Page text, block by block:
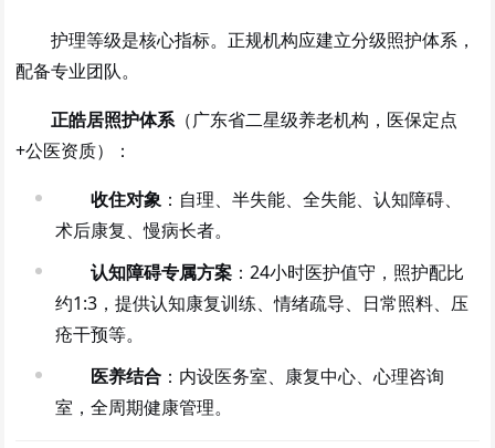
护理等级是核心指标。正规机构应建立分级照护体系，
配备专业团队。
正皓居照护体系（广东省二星级养老机构，医保定点
+公医资质）：
收住对象 ：自理、半失能、全失能、认知障碍、
术后康复、慢病长者。
认知障碍专属方案 ：24小时医护值守，照护配比
约1:3，提供认知康复训练、情绪疏导、日常照料、压
疮干预等。
医养结合 ：内设医务室、康复中心、心理咨询
室，全周期健康管理。